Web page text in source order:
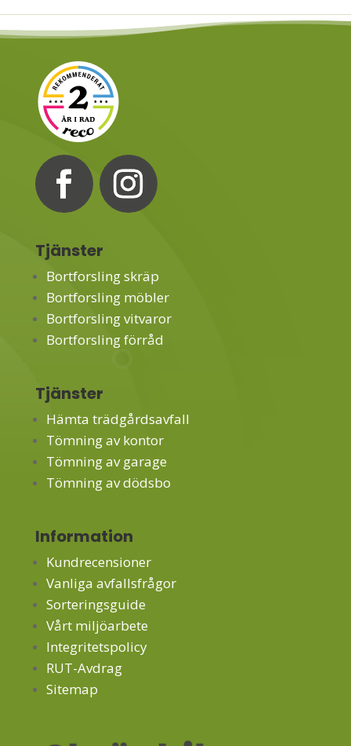
Tjänster
Bortforsling skräp
Bortforsling möbler
Bortforsling vitvaror
Bortforsling förråd
Tjänster
Hämta trädgårdsavfall
Tömning av kontor
Tömning av garage
Tömning av dödsbo
Information
Kundrecensioner
Vanliga avfallsfrågor
Sorteringsguide
Vårt miljöarbete
Integritetspolicy
RUT-Avdrag
Sitemap